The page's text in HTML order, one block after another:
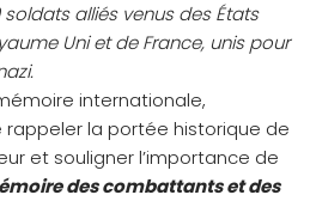
soldats alliés venus des États
Uni et de France, unis pour
internationale,
rappeler la portée historique de
et souligner l’importance de
des combattants et des